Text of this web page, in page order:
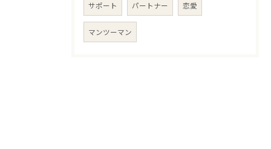
サポート パートナー 恋愛
マンツーマン